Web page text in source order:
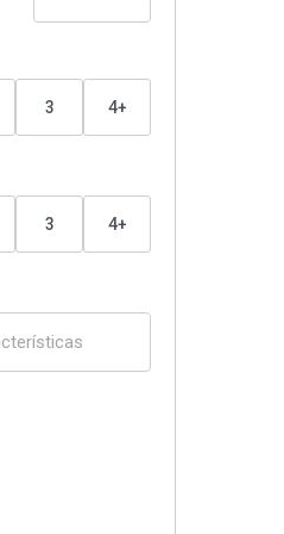
3 4+
3 4+